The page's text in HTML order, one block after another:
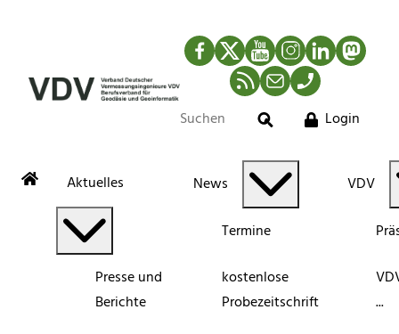
Facebook
TwitterYouTubeInstagram
LinkedIn
RSS-Newsfeed
MailTelefon
Suche
Login
Aktuelles
Presse und
Berichte
News
Termine
kostenlose
Probezeitschrift
VDV
...